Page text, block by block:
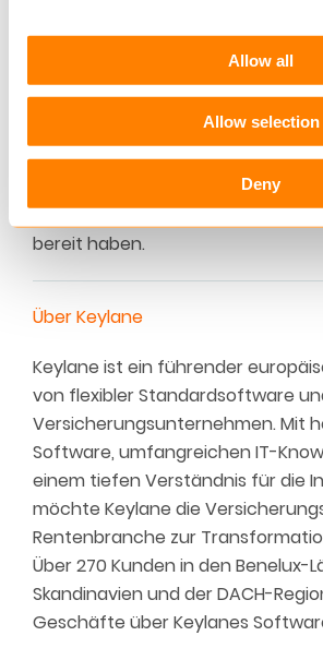
Allow all
Allow selection
Deny
Agenten der Empathiezu
Kundenerlebnisimmerüber alles
Wir bei Keylane können
dass wir die richtigen Werkzeuge
bereit haben.
Über Keylane
Keylane ist ein führender
von flexibler Standardsoftware
Versicherungsunternehmen. Mit
Software, umfangreichen IT-
einem tiefen Verständnis für die
möchte Keylane die
Rentenbranche zur
Über 270 Kunden in den Benelux-
Skandinavien und der DACH-
Geschäfte über Keylanes